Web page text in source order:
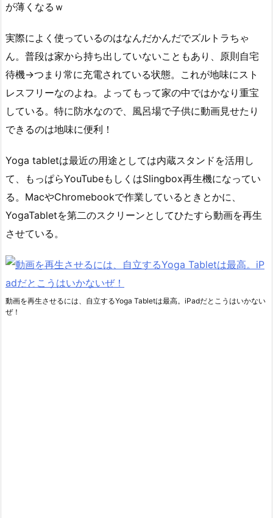
が薄くなるｗ
実際によく使っているのはなんだかんだでズルトラちゃ
ん。普段は家から持ち出していないこともあり、原則自宅
待機→つまり常に充電されている状態。これが地味にスト
レスフリーなのよね。よってもって家の中ではかなり重宝
している。特に防水なので、風呂場で子供に動画見せたり
できるのは地味に便利！
Yoga tabletは最近の用途としては内蔵スタンドを活用し
て、もっぱらYouTubeもしくはSlingbox再生機になってい
る。MacやChromebookで作業しているときとかに、
YogaTabletを第二のスクリーンとしてひたすら動画を再生
させている。
動画を再生させるには、自立するYoga Tabletは最高。iPadだとこうはいかない
ぜ！